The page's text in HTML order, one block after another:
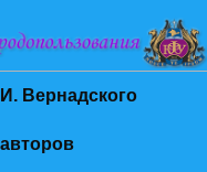
Вернадского